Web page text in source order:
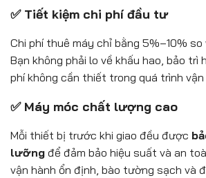
✅ Tiết kiệm chi phí đầu tư
Chi phí thuê máy chỉ bằng 5%–10% so
Bạn không phải lo về khấu hao, bảo trì
phí không cần thiết trong quá trình vận
✅ Máy móc chất lượng cao
Mỗi thiết bị trước khi giao đều được
lưỡng để đảm bảo hiệu suất và an
vận hành ổn định, bào tường sạch và